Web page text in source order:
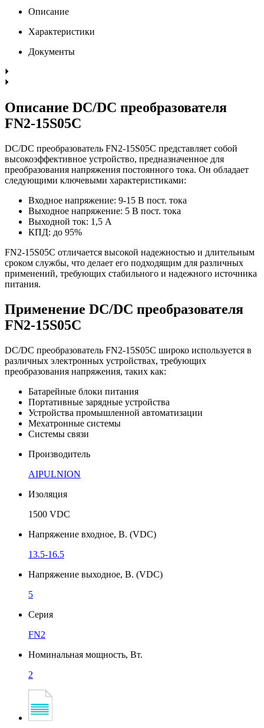
Описание
Характеристики
Документы
Описание DC/DC преобразователя
FN2-15S05C
DC/DC преобразователь FN2-15S05C представляет собой
высокоэффективное устройство, предназначенное для
преобразования напряжения постоянного тока. Он обладает
следующими ключевыми характеристиками:
Входное напряжение: 9-15 В пост. тока
Выходное напряжение: 5 В пост. тока
Выходной ток: 1,5 А
КПД: до 95%
FN2-15S05C отличается высокой надежностью и длительным
сроком службы, что делает его подходящим для различных
применений, требующих стабильного и надежного источника
питания.
Применение DC/DC преобразователя
FN2-15S05C
DC/DC преобразователь FN2-15S05C широко используется в
различных электронных устройствах, требующих
преобразования напряжения, таких как:
Батарейные блоки питания
Портативные зарядные устройства
Устройства промышленной автоматизации
Мехатронные системы
Системы связи
Производитель
AIPULNION
Изоляция
1500 VDC
Напряжение входное, В. (VDC)
13.5-16.5
Напряжение выходное, В. (VDC)
5
Серия
FN2
Номинальная мощность, Вт.
2